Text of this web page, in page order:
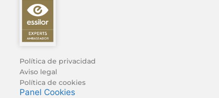
Política de privacidad
Aviso legal
Política de cookies
Panel Cookies